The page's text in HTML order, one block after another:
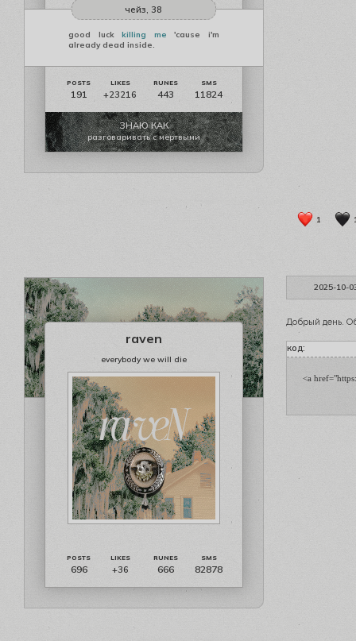
чейз, 38
good luckkilling me 'cause i'm
already dead inside.
191 +23216 443 11824
ЗНАЮ КАК
разговаривать с мертвыми
1
2025-10-
raven
everybody we will die
696 +36 666 82878
Добрый день.
код:
<a